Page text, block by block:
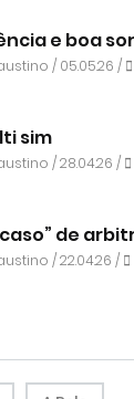
e boa
/ 05.05.26 /
sim
/ 28.04.26 /
caso” de
/ 22.04.26 /